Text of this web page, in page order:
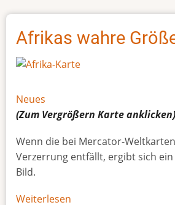
Afrikas wahre
Neues
(Zum Vergrößern Karteanklicken)
Wenn die bei Mercator-
Verzerrung entfällt, ergibt sich
Bild.
Weiterlesen